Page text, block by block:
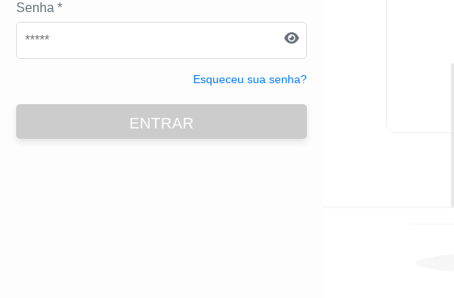
Senha *
Esqueceu sua senha?
ENTRAR